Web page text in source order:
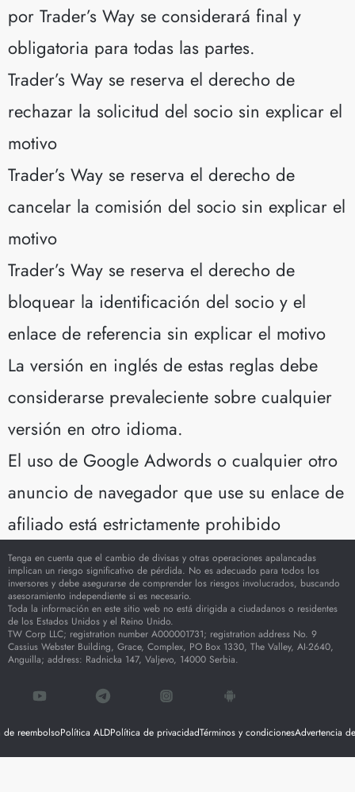
por Trader’s Way se considerará final y
obligatoria para todas las partes.
Trader’s Way se reserva el derecho de
rechazar la solicitud del socio sin explicar el
motivo
Trader’s Way se reserva el derecho de
cancelar la comisión del socio sin explicar el
motivo
Trader’s Way se reserva el derecho de
bloquear la identificación del socio y el
enlace de referencia sin explicar el motivo
La versión en inglés de estas reglas debe
considerarse prevaleciente sobre cualquier
versión en otro idioma.
El uso de Google Adwords o cualquier otro
anuncio de navegador que use su enlace de
afiliado está estrictamente prohibido
Tenga en cuenta que el cambio de divisas y otras operaciones apalancadas
implican un riesgo significativo de pérdida. No es adecuado para todos los
inversores y debe asegurarse de comprender los riesgos involucrados, buscando
asesoramiento independiente si es necesario.
Toda la información en este sitio web no está dirigida a ciudadanos o residentes
de los Estados Unidos y el Reino Unido.
TW Corp LLC; registration number A000001731; registration address No. 9
Cassius Webster Building, Grace, Complex, PO Box 1330, The Valley, AI-2640,
Anguilla; address: Radnicka 147, Valjevo, 14000 Serbia.
de reembolsoPolítica ALDPolítica de privacidadTérminos y condicionesAdvertencia